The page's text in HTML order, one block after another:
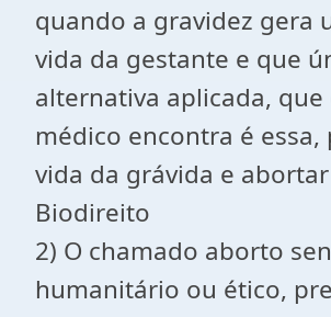
quando a gravidez gera
vida da gestante e que
alternativa aplicada, que
médico encontra é essa,
vida da grávida e
Biodireito
2) O chamado aborto
humanitário ou ético,